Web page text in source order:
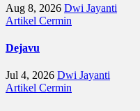
Aug 8, 2026 Dwi Jayanti
Artikel Cermin
Dejavu
Jul 4, 2026 Dwi Jayanti
Artikel Cermin